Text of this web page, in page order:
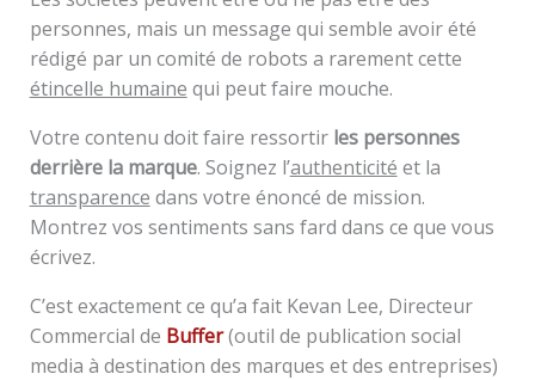
personnes, mais un message qui semble avoir été
rédigé par un comité de robots a rarement cette
étincelle humaine qui peut faire mouche.
Votre contenu doit faire ressortir les personnes
derrière la marque. Soignez l’authenticité et la
transparence dans votre énoncé de mission.
Montrez vos sentiments sans fard dans ce que vous
écrivez.
C’est exactement ce qu’a fait Kevan Lee, Directeur
Commercial de Buffer(outil de publication social
media à destination des marques et des entreprises)